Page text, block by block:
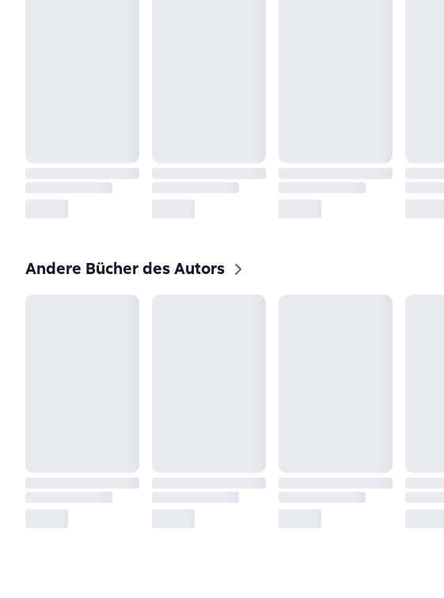
Andere Bücher des Autors